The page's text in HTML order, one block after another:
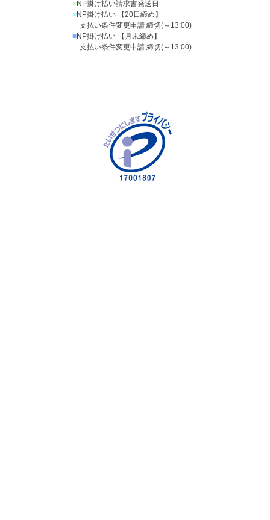
■NP掛け払い請求書発送日
■NP掛け払い 【20日締め】
支払い条件変更申請 締切(～13:00)
■NP掛け払い 【月末締め】
支払い条件変更申請 締切(～13:00)